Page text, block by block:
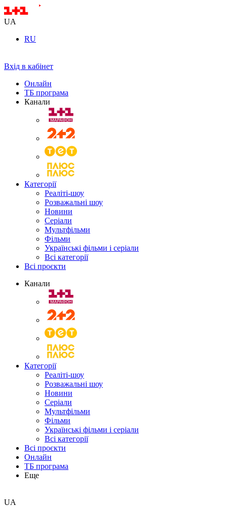
UA
RU
Вхід в кабінет
Онлайн
ТБ програма
Канали
Категорії
Реаліті-шоу
Розважальні шоу
Новини
Серіали
Мультфільми
Фільми
Українські фільми і серіали
Всі категорії
Всі проєкти
Канали
Категорії
Реаліті-шоу
Розважальні шоу
Новини
Серіали
Мультфільми
Фільми
Українські фільми і серіали
Всі категорії
Всі проєкти
Онлайн
ТБ програма
Еще
UA